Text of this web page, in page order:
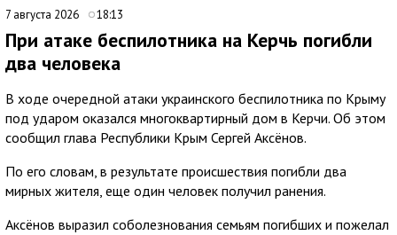
7 августа 2026 18:13
При атаке беспилотника на Керчь погибли
два человека
В ходе очередной атаки украинского беспилотника по Крыму
под ударом оказался многоквартирный дом в Керчи. Об этом
сообщил глава Республики Крым Сергей Аксёнов.
По его словам, в результате происшествия погибли два
мирных жителя, еще один человек получил ранения.
Аксёнов выразил соболезнования семьям погибших и пожелал